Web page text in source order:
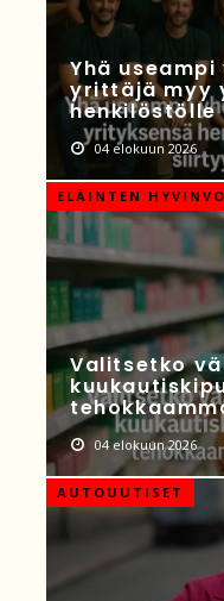
Yhä
yrittäjä myy
henkilöstölle
04 elokuun 2026
ELÄINTEN
Valitsetko
04 elokuun 2026
AUTOUUTISET